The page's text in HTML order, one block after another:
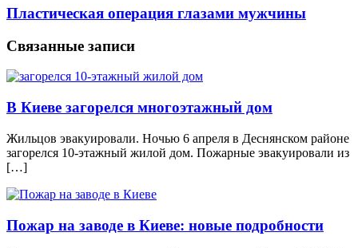
Пластическая операция глазами мужчины
Связанные записи
В Киеве загорелся многоэтажный дом
Жильцов эвакуировали. Ночью 6 апреля в Деснянском районе
загорелся 10-этажный жилой дом. Пожарные эвакуировали из
[…]
Пожар на заводе в Киеве: новые подробности